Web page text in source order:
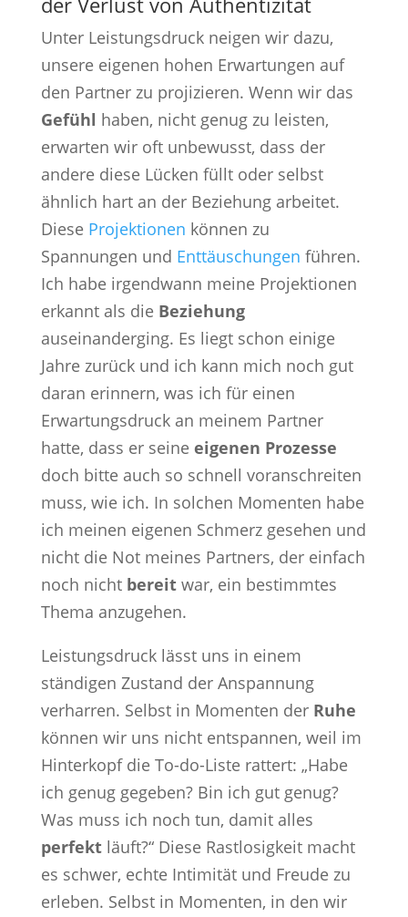
Unter Leistungsdruck neigen wir dazu,
unsere eigenen hohen Erwartungen auf
den Partner zu projizieren. Wenn wir das
Gefühl haben, nicht genug zu leisten,
erwarten wir oft unbewusst, dass der
andere diese Lücken füllt oder selbst
ähnlich hart an der Beziehung arbeitet.
Diese Projektionen können zu
Spannungen und Enttäuschungen führen.
Ich habe irgendwann meine Projektionen
erkannt als die Beziehung
auseinanderging. Es liegt schon einige
Jahre zurück und ich kann mich noch gut
daran erinnern, was ich für einen
Erwartungsdruck an meinem Partner
hatte, dass er seine eigenen Prozesse
doch bitte auch so schnell voranschreiten
muss, wie ich. In solchen Momenten habe
ich meinen eigenen Schmerz gesehen und
nicht die Not meines Partners, der einfach
noch nichtbereitwar, ein bestimmtes
Thema anzugehen.
Leistungsdruck lässt uns in einem
ständigen Zustand der Anspannung
verharren. Selbst in Momenten derRuhe
können wir uns nicht entspannen, weil im
Hinterkopf die To-do-Liste rattert: „Habe
ich genug gegeben? Bin ich gut genug?
Was muss ich noch tun, damit alles
perfektläuft?“ Diese Rastlosigkeit macht
es schwer, echte Intimität und Freude zu
erleben. Selbst in Momenten, in den wir